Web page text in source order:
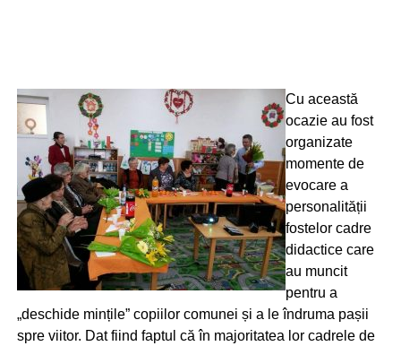
Cu această
ocazie au fost
organizate
momente de
evocare a
personalității
fostelor cadre
didactice care
au muncit
pentru a
„deschide mințile” copiilor comunei și a le îndruma pașii
spre viitor. Dat fiind faptul că în majoritatea lor cadrele de